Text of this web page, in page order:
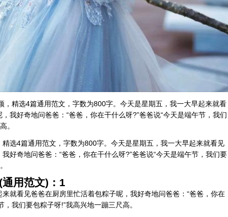
，精选4篇通用范文，字数为800字。今天是星期五，我一大早起来就看
我好奇地问爸爸：“爸爸，你在干什么呀?”爸爸说“今天是端午节，我们
。
选4篇通用范文，字数为800字。今天是星期五，我一大早起来就看见
好奇地问爸爸：“爸爸，你在干什么呀?”爸爸说“今天是端午节，我们要
用范文)：1
就看见爸爸在厨房里忙活着包粽子呢，我好奇地问爸爸：“爸爸，你在
，我们要包粽子呀!”我高兴地一蹦三尺高。